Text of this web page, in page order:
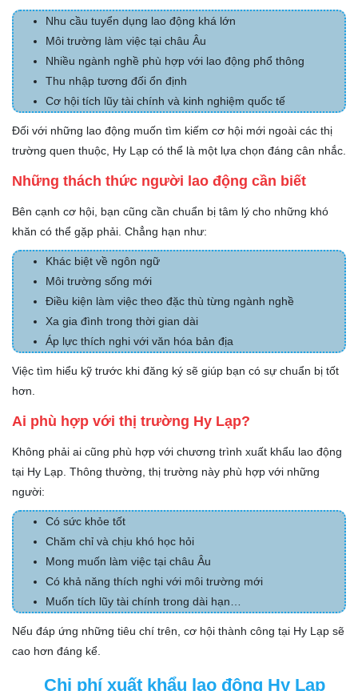
Nhu cầu tuyển dụng lao động khá lớn
Môi trường làm việc tại châu Âu
Nhiều ngành nghề phù hợp với lao động phổ thông
Thu nhập tương đối ổn định
Cơ hội tích lũy tài chính và kinh nghiệm quốc tế
Đối với những lao động muốn tìm kiếm cơ hội mới ngoài các thị
trường quen thuộc, Hy Lạp có thể là một lựa chọn đáng cân nhắc.
Những thách thức người lao động cần biết
Bên cạnh cơ hội, bạn cũng cần chuẩn bị tâm lý cho những khó
khăn có thể gặp phải. Chẳng hạn như:
Khác biệt về ngôn ngữ
Môi trường sống mới
Điều kiện làm việc theo đặc thù từng ngành nghề
Xa gia đình trong thời gian dài
Áp lực thích nghi với văn hóa bản địa
Việc tìm hiểu kỹ trước khi đăng ký sẽ giúp bạn có sự chuẩn bị tốt
hơn.
Ai phù hợp với thị trường Hy Lạp?
Không phải ai cũng phù hợp với chương trình xuất khẩu lao động
tại Hy Lạp. Thông thường, thị trường này phù hợp với những
người:
Có sức khỏe tốt
Chăm chỉ và chịu khó học hỏi
Mong muốn làm việc tại châu Âu
Có khả năng thích nghi với môi trường mới
Muốn tích lũy tài chính trong dài hạn…
Nếu đáp ứng những tiêu chí trên, cơ hội thành công tại Hy Lạp sẽ
cao hơn đáng kể.
Chi phí xuất khẩu lao động Hy Lạp